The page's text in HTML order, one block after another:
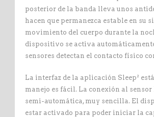
posterior de la banda lleva unos
hacen que permanezca estable en su
movimiento del cuerpo durante la
dispositivo se activa
sensores detectan el contacto físico
La interfaz de la aplicación Sleep²
manejo es fácil. La conexión al sensor
semi-automática, muy sencilla. El
estar activado para poder iniciar la